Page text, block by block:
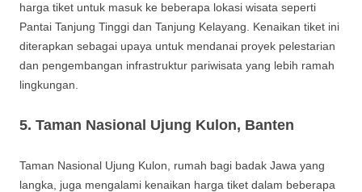
harga tiket untuk masuk ke beberapa lokasi wisata seperti
Pantai Tanjung Tinggi dan Tanjung Kelayang. Kenaikan tiket ini
diterapkan sebagai upaya untuk mendanai proyek pelestarian
dan pengembangan infrastruktur pariwisata yang lebih ramah
lingkungan.
5. Taman Nasional Ujung Kulon, Banten
Taman Nasional Ujung Kulon, rumah bagi badak Jawa yang
langka, juga mengalami kenaikan harga tiket dalam beberapa